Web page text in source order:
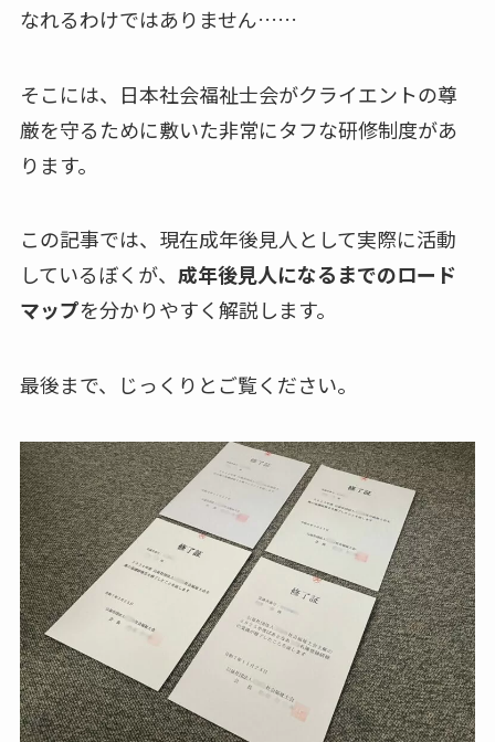
なれるわけではありません……
そこには、日本社会福祉士会がクライエントの尊
厳を守るために敷いた非常にタフな研修制度があ
ります。
この記事では、現在成年後見人として実際に活動
しているぼくが、 成年後見人になるまでのロード
マップを分かりやすく解説します。
最後まで、じっくりとご覧ください。